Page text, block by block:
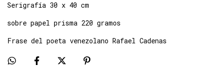
Serigrafía 30 x 40 cm
sobre papel prisma 220 gramos
Frase del poeta venezolano Rafael Cadenas